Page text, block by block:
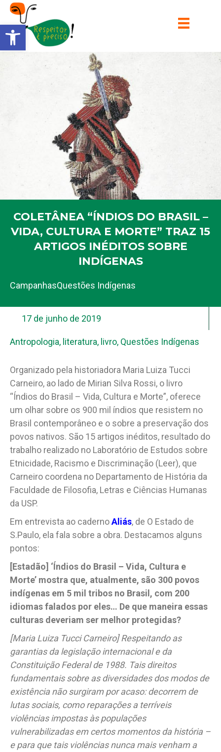
Barra de Ferramentas Aberta
COLETÂNEA “ÍNDIOS DO BRASIL –
VIDA, CULTURA E MORTE” TRAZ 15
ARTIGOS INÉDITOS SOBRE
INDÍGENAS
CampanhasQuestões Indígenas
17 de junho de 2019
Antropologia, literatura, livro, Questões Indígenas
Organizado pela historiadora Maria Luiza Tucci
Carneiro, ao lado de Mirian Silva Rossi, o livro
“Índios do Brasil – Vida, Cultura e Morte”, oferece
um olhar sobre os 900 mil índios que resistem no
Brasil contemporâneo e o sobre a preservação dos
povos nativos. São 15 artigos inéditos, resultado do
trabalho realizado no Laboratório de Estudos sobre
Etnicidade, Racismo e Discriminação (Leer), que
Carneiro coordena no Departamento de História da
Faculdade de Filosofia, Letras e Ciências Humanas
da USP.
Em entrevista ao cadernoAliás, de O Estado de
S.Paulo, ela fala sobre a obra. Destacamos alguns
pontos:
[Estadão] ‘Índios do Brasil – Vida, Cultura e
Morte’ mostra que, atualmente, são 300 povos
indígenas em 5 mil tribos no Brasil, com 200
idiomas falados por eles… De que maneira essas
culturas deveriam ser melhor protegidas?
[Maria Luiza Tucci Carneiro] Respeitando as
garantias da legislação internacional e da
Constituição Federal de 1988. Tais direitos
fundamentais sobre as diversidades dos modos de
existência não surgiram por acaso: decorrem de
lutas sociais, como reparações a terríveis
violências impostas às populações
vulnerabilizadas em certos momentos da história –
e para que tais violências nunca mais venham a